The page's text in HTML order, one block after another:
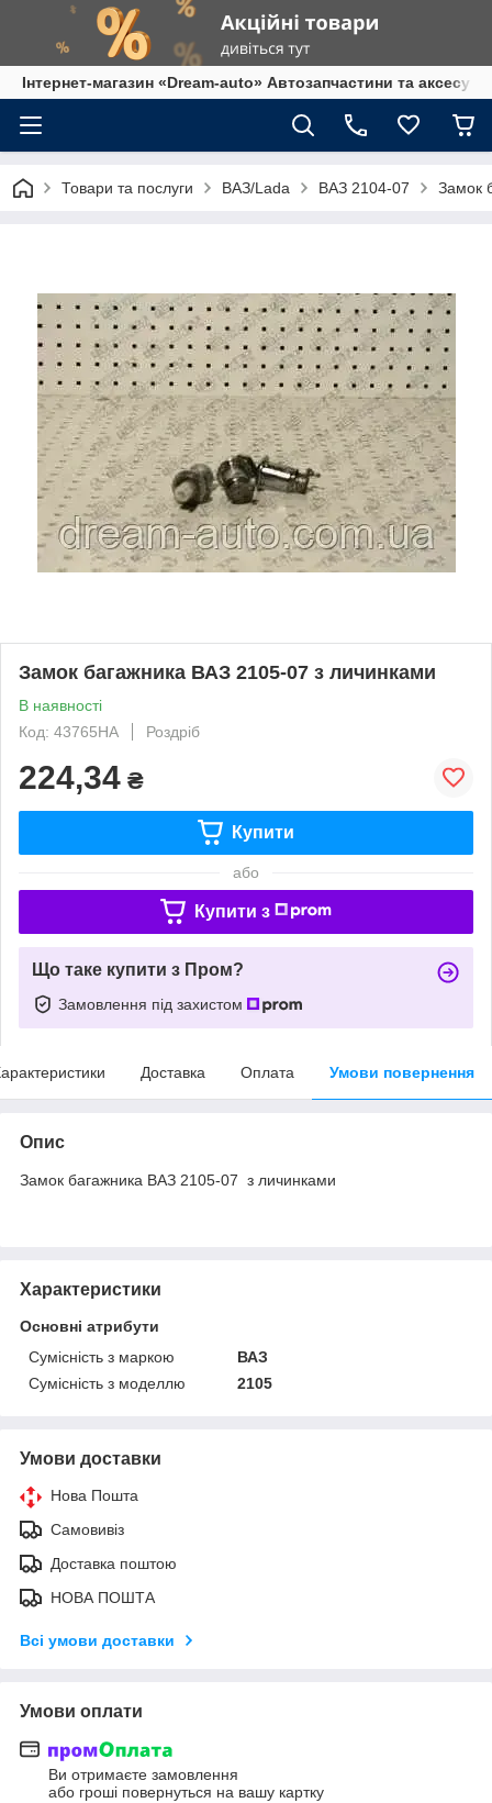
Інтернет-магазин «Dream-auto» Автозапчастини та
Товари та послуги ВАЗ/Lada ВАЗ 2104-07 Замок
Замок багажника ВАЗ 2105-07 з личинками
В наявності
Код: 43765НА
Роздріб
224,34 ₴
Купити
або
Купити з
Що таке купити з Пром?
Замовлення під захистом
Доставка Оплата Умови повернення
Опис
Замок багажника ВАЗ 2105-07 з личинками
Характеристики
Основні атрибути
Сумісність з маркою
ВАЗ
Сумісність з моделлю
2105
Умови доставки
Нова Пошта
Самовивіз
Доставка поштою
НОВА ПОШТА
Всі умови доставки
Умови оплати
Ви отримаєте замовлення
або гроші повернуться на вашу картку